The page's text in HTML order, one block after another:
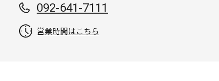
092-641-7111
営業時間はこちら